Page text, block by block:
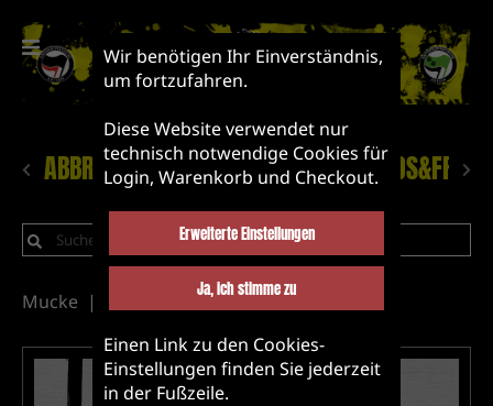
ABBRUCH! NEUHEITEN
Mucke Neuheiten
Wir benötigen Ihr Einverständnis,
um fortzufahren.
Diese Website verwendet nur
technisch notwendige Cookies für
Login, Warenkorb und Checkout.
Erweiterte Einstellungen
Ja, ich stimme zu
Einen Link zu den Cookies-
Einstellungen finden Sie jederzeit
in der Fußzeile.